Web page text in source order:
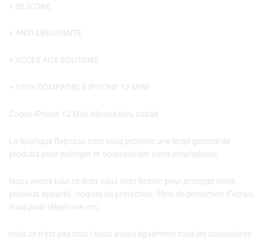
+ SILICONE
+ ANTI-DERAPANTE
+ ACCES AUX BOUTONS
+ 100% COMPATIBLE IPHONE 12 MINI
Coque iPhone 12 Mini silicone bleu cobalt
La boutique flapcase.com vous propose une large gamme de
produits pour protéger et accessoiriser votre smartphone.
Nous avons tout ce dont vous avez besoin pour protéger votre
précieux appareil : coques de protection, films de protection d’écran,
étuis pour téléphone, etc.
mais ce n’est pas tout ! nous avons également tous les accessoires